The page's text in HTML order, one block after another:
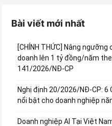
Bài viết mới nhất
[CHÍNH THỨC] Nâng ngưỡng
doanh lên 1 tỷ đồng/năm
141/2026/NĐ-CP
Nghị định 20/2026/NĐ-CP: 6
nổi bật cho doanh nghiệp
Doanh nghiệp AI Tại Việt